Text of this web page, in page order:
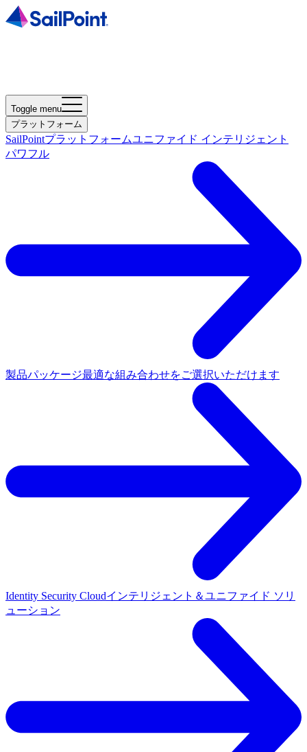
Toggle menu
プラットフォーム
SailPointプラットフォームユニファイド インテリジェント
パワフル
製品パッケージ最適な組み合わせをご選択いただけます
Identity Security Cloudインテリジェント＆ユニファイド ソリ
ューション